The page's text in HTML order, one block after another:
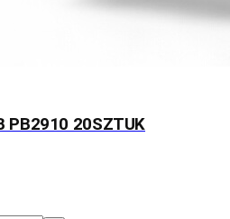
PB2910 20SZTUK